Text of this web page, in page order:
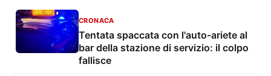
CRONACA
Tentata spaccata con l'auto-ariete al
bar della stazione di servizio: il colpo
fallisce